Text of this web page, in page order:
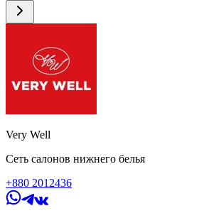
Very Well
Сеть салонов нижнего белья
+880 2012436